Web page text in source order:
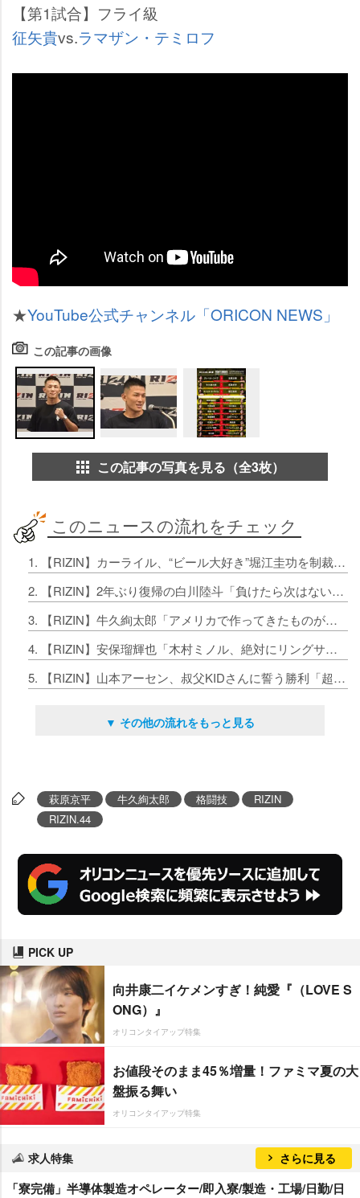
【第1試合】フライ級
征矢貴vs.ラマザン・テミロフ
★YouTube公式チャンネル「ORICON NEWS」
この記事の画像
この記事の写真を見る（全3枚）
このニュースの流れをチェック
1. 【RIZIN】カーライル、“ビール大好き”堀江圭功を制裁宣言「彼の振る舞いはMMAに命をかけている選手を冒涜」
2. 【RIZIN】2年ぶり復帰の白川陸斗「負けたら次はない。かならず勝つ」強豪・中原由貴に必勝宣言
3. 【RIZIN】牛久絢太郎「アメリカで作ってきたものが軸になる」セコンドに堀口恭司【試合前インタビュー】
4. 【RIZIN】安保瑠輝也「木村ミノル、絶対にリングサイドに見に来いよ！」対戦相手の宇佐美は眼中なし
5. 【RIZIN】山本アーセン、叔父KIDさんに誓う勝利「超えるのは難しいかもしれないけど、あの人以上の結果を出したい」
▼ その他の流れをもっと見る
萩原京平 牛久絢太郎 格闘技
RIZIN
RIZIN.44
PICK UP
向井康二イケメンすぎ！純愛『（LOVE S
ONG）』
オリコンタイアップ特集
お値段そのまま45％増量！ファミマ夏の大
盤振る舞い
オリコンタイアップ特集
求人特集 さらに見る
「寮完備」半導体製造オペレーター/即入寮/製造・工場/日勤/日